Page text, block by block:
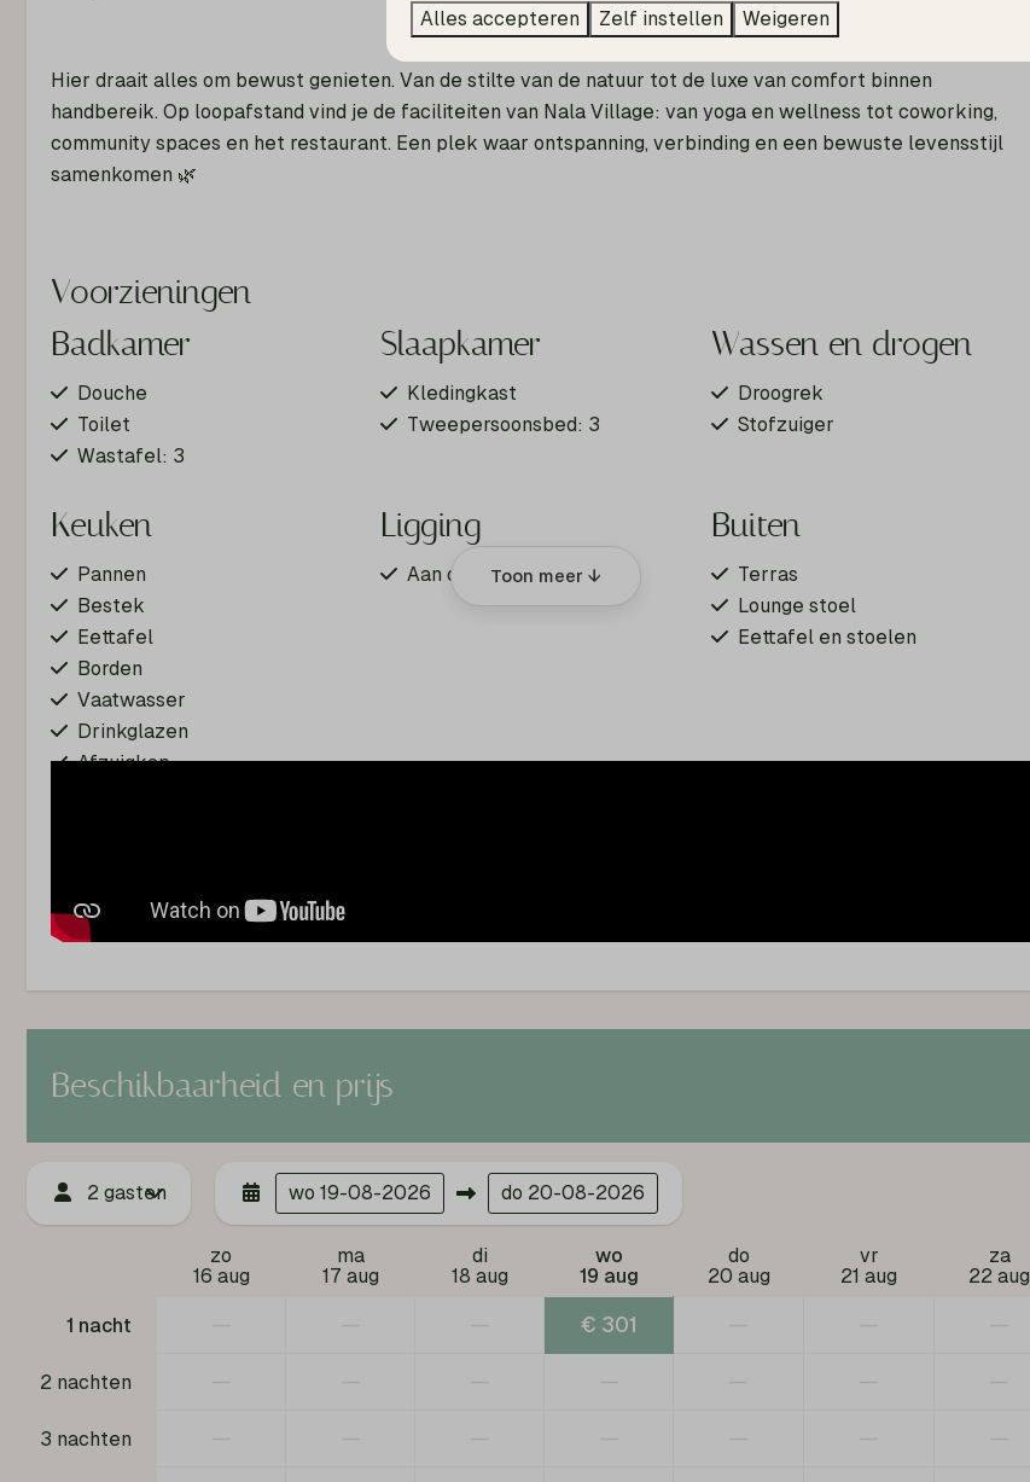
Hier draait alles om bewust genieten. Van de stilte van de natuur tot de luxe van comfort binnen
handbereik. Op loopafstand vind je de faciliteiten van Nala Village: van yoga en wellness tot coworking,
community spaces en het restaurant. Een plek waar ontspanning, verbinding en een bewuste levensstijl
samenkomen 🌿
Voorzieningen
Badkamer
Douche
Toilet
Wastafel: 3
Slaapkamer
Kledingkast
Tweepersoonsbed: 3
Wassen en drogen
Droogrek
Stofzuiger
Keuken
Pannen
Bestek
Eettafel
Borden
Vaatwasser
Drinkglazen
Afzuigkap
Koelkast
Ligging
Aan de bosrand
Buiten
Terras
Lounge stoel
Eettafel en stoelen
Hottub
Verkoeling
Warmtepomp Ventilatie
Toon meer ↓
Beschikbaarheid en prijs
2 gasten wo 19-08-2026 do 20-08-2026
zo
16 aug
ma
17 aug
di
18 aug
wo
19 aug
do
20 aug
vr
21 aug
za
22 aug
1 nacht € 301
2 nachten
3 nachten
Alles accepteren Zelf instellen Weigeren